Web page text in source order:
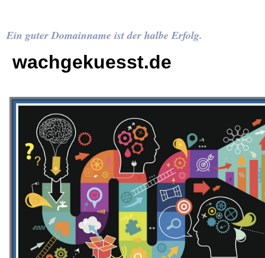
Ein guter Domainname ist der halbe Erfolg.
wachgekuesst.de